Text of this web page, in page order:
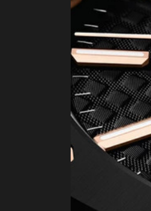
CORUM
JACOB&CO
VACHERON
ZENITH
BVLGARI